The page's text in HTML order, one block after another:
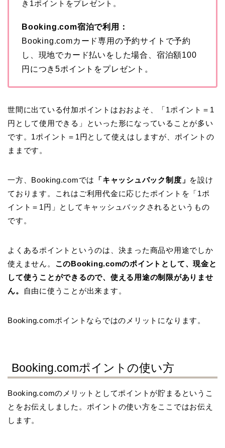
き1ポイントをプレゼント。
Booking.com宿泊で利用：
Booking.comカード専用の予約サイトで予約
し、現地でカード払いをした場合、宿泊額100
円につき5ポイントをプレゼント。
世間に出ている付加ポイントはおおよそ、「1ポイント＝1
円として使用できる」といった形になっていることが多い
です。1ポイント＝1円として使えはしますが、ポイントの
ままです。
一方、Booking.comでは 「キャッシュバック制度」 を設け
ております。これはご利用代金に応じたポイントを「1ポ
イント＝1円」としてキャッシュバックされるというもの
です。
よくあるポイントというのは、決まった商品や用途でしか
使えません。 このBooking.comのポイントとして、現金と
して使うことができるので、使える用途の制限がありませ
ん。
自由に使うことが出来ます。
Booking.comポイントならではのメリットになります。
Booking.comポイントの使い方
Booking.comのメリットとしてポイントが貯まるというこ
とをお伝えしました。ポイントの使い方をここではお伝え
します。